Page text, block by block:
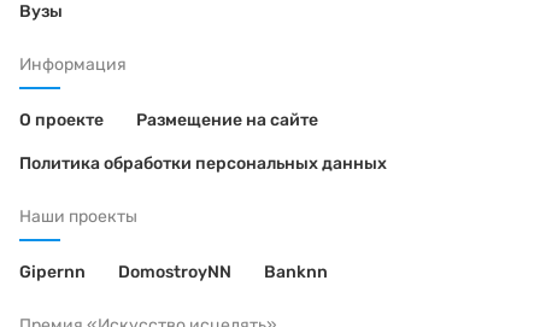
Вузы
Информация
О проекте Размещение на сайте
Политика обработки персональных данных
Наши проекты
Gipernn DomostroyNN Banknn